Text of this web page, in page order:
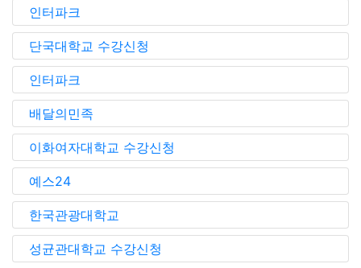
인터파크
단국대학교 수강신청
인터파크
배달의민족
이화여자대학교 수강신청
예스24
한국관광대학교
성균관대학교 수강신청